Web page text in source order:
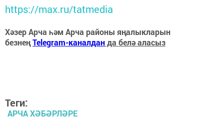
https://max.ru/tatmedia
Хәзер Арча һәм Арча районы яңалыкларын
безнеңTelegram-каналданда белә аласыз
Теги:
АРЧА ХӘБӘРЛӘРЕ